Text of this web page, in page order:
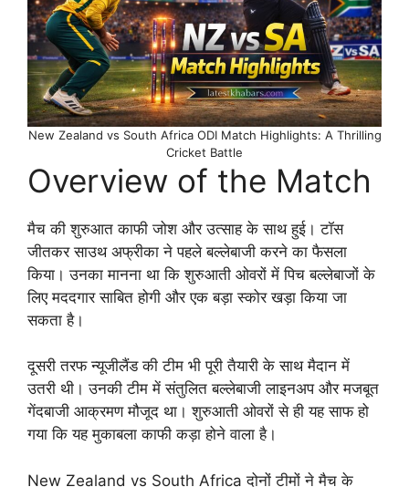
New Zealand vs South Africa ODI Match Highlights: A Thrilling
Cricket Battle
Overview of the Match
मैच की शुरुआत काफी जोश और उत्साह के साथ हुई। टॉस
जीतकर साउथ अफ्रीका ने पहले बल्लेबाजी करने का फैसला
किया। उनका मानना था कि शुरुआती ओवरों में पिच बल्लेबाजों के
लिए मददगार साबित होगी और एक बड़ा स्कोर खड़ा किया जा
सकता है।
दूसरी तरफ न्यूजीलैंड की टीम भी पूरी तैयारी के साथ मैदान में
उतरी थी। उनकी टीम में संतुलित बल्लेबाजी लाइनअप और मजबूत
गेंदबाजी आक्रमण मौजूद था। शुरुआती ओवरों से ही यह साफ हो
गया कि यह मुकाबला काफी कड़ा होने वाला है।
New Zealand vs South Africa दोनों टीमों ने मैच के